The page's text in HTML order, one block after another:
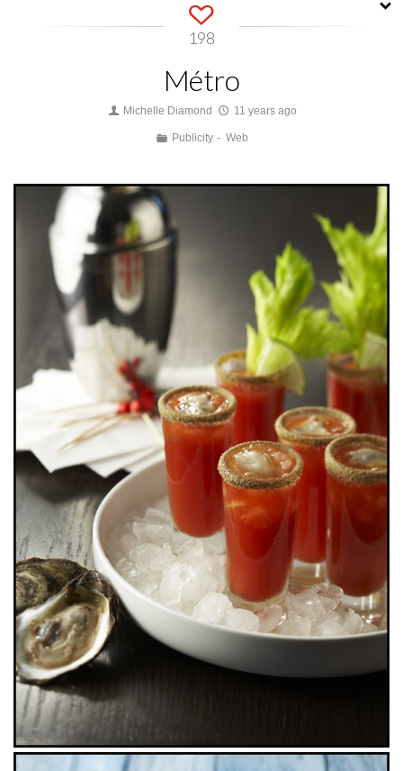
198
Métro
Michelle Diamond 11 years ago
Publicity Web